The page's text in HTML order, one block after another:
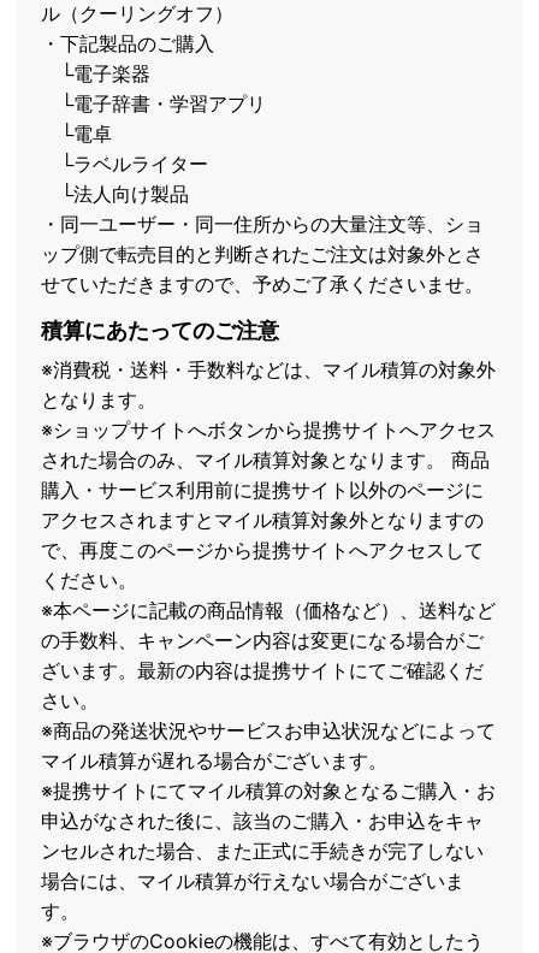
ル（クーリングオフ）
・下記製品のご購入
└電子楽器
└電子辞書・学習アプリ
└電卓
└ラベルライター
└法人向け製品
・同一ユーザー・同一住所からの大量注文等、ショ
ップ側で転売目的と判断されたご注文は対象外とさ
せていただきますので、予めご了承くださいませ。
積算にあたってのご注意
※消費税・送料・手数料などは、マイル積算の対象外
となります。
※ショップサイトへボタンから提携サイトへアクセス
された場合のみ、マイル積算対象となります。 商品
購入・サービス利用前に提携サイト以外のページに
アクセスされますとマイル積算対象外となりますの
で、再度このページから提携サイトへアクセスして
ください。
※本ページに記載の商品情報（価格など）、送料など
の手数料、キャンペーン内容は変更になる場合がご
ざいます。最新の内容は提携サイトにてご確認くだ
さい。
※商品の発送状況やサービスお申込状況などによって
マイル積算が遅れる場合がございます。
※提携サイトにてマイル積算の対象となるご購入・お
申込がなされた後に、該当のご購入・お申込をキャ
ンセルされた場合、また正式に手続きが完了しない
場合には、マイル積算が行えない場合がございま
す。
※ブラウザのCookieの機能は、すべて有効としたう